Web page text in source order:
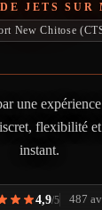
JETS SUR
New Chitose
une
flexibilité et
instant.
4,9/5 487